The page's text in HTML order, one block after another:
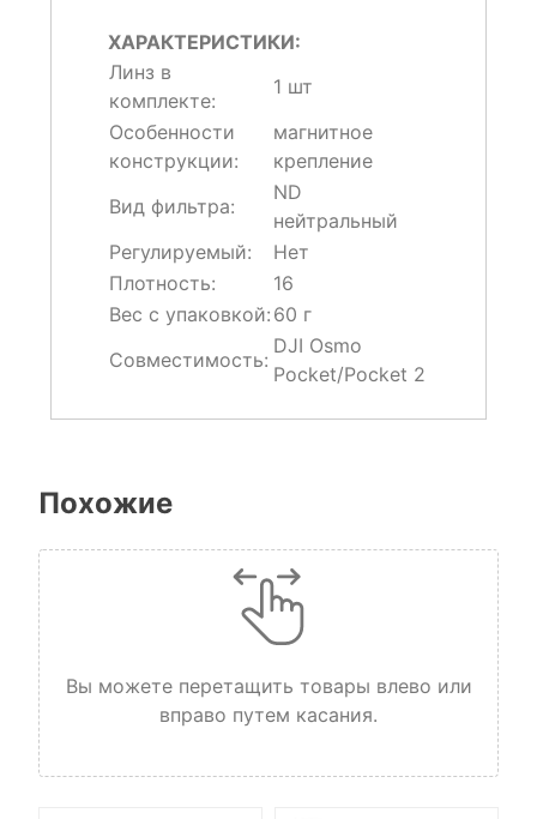
ХАРАКТЕРИСТИКИ:
Линз в
комплекте:
1 шт
Особенности
конструкции:
магнитное
крепление
Вид фильтра:
ND
нейтральный
Регулируемый:
Нет
Плотность:
16
Вес с упаковкой: 60 г
Совместимость:
DJI Osmo
Pocket/Pocket 2
Похожие
Вы можете перетащить товары влево или
вправо путем касания.